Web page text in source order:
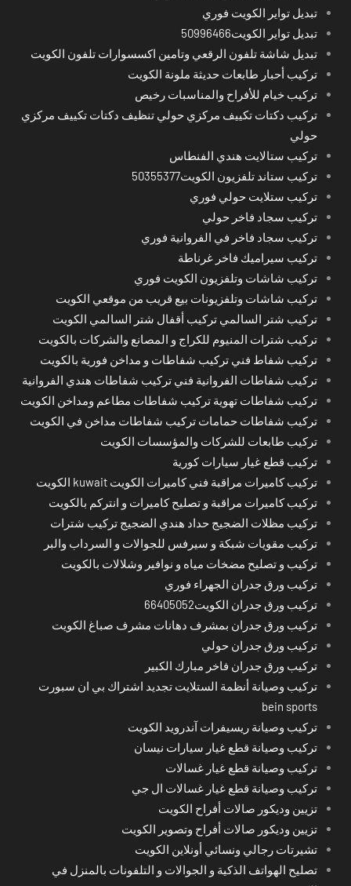
تبديل تواير الكويت فوري
تبديل تواير الكويت50996466
تبديل شاشة تلفون الرقعي وتامين اكسسوارات تلفون الكويت
تركيب أحبار طابعات حديثة ملونة الكويت
تركيب خيام للأفراح والمناسبات رخيص
تركيب دكتات تكييف مركزي حولي تنظيف دكتات تكييف مركزي
حولي
تركيب ستالايت هندي الفنطاس
تركيب ستاند تلفزيون الكويت50355377
تركيب ستلايت حولي فوري
تركيب سجاد فاخر حولي
تركيب سجاد فاخر في الفروانية فوري
تركيب سيراميك فاخر غرناطة
تركيب شاشات وتلفزيون الكويت فوري
تركيب شاشات وتلفزيونات بيع قريب من موقعي الكويت
تركيب شتر السالمي تركيب أقفال شتر السالمي الكويت
تركيب شترات المنيوم للكراج و المصانع والشركات بالكويت
تركيب شفاط فني تركيب شفاطات و مداخن فورية بالكويت
تركيب شفاطات الفروانية فني تركيب شفاطات هندي الفروانية
تركيب شفاطات تهوية تركيب شفاطات مطاعم ومداخن الكويت
تركيب شفاطات حمامات تركيب شفاطات مداخن في الكويت
تركيب طابعات للشركات والمؤسسات الكويت
تركيب قطع غيار سيارات كورية
تركيب كاميرات مراقبة فني كاميرات الكويت kuwait الكويت
تركيب كاميرات مراقبة و تصليح كاميرات و انتركم بالكويت
تركيب مظلات الضجيج حداد هندي الضجيج تركيب شترات
تركيب مقويات شبكة و سيرفس للجوالات و السرداب والبر
تركيب و تصليح مضخات مياه و نوافير وشلالات بالكويت
تركيب ورق جدران الجهراء فوري
تركيب ورق جدران الكويت66405052
تركيب ورق جدران بمشرف دهانات مشرف صباغ الكويت
تركيب ورق جدران حولي
تركيب ورق جدران فاخر مبارك الكبير
تركيب وصيانة أنظمة الستلايت تجديد اشتراك بي ان سبورت
bein sports
تركيب وصيانة ريسيفرات آندرويد الكويت
تركيب وصيانة قطع غيار سيارات نيسان
تركيب وصيانة قطع غيار غسالات
تركيب وصيانة قطع غيار غسالات ال جي
تزيين وديكور صالات أفراح الكويت
تزيين وديكور صالات أفراح وتصوير الكويت
تشيرتات رجالي ونسائي أونلاين الكويت
تصليح الهواتف الذكية و الجوالات و التلفونات بالمنزل في